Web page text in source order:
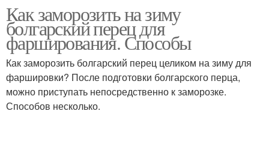
Фаршированный перец Закуски из перца
Перец с фото Сладкий перец
Как заморозить на зиму
болгарский перец для
фарширования. Способы
Как заморозить болгарский перец целиком на зиму для
фаршировки? После подготовки болгарского перца,
можно приступать непосредственно к заморозке.
Способов несколько.